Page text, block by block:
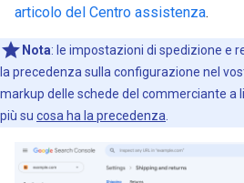
articolo del Centro assistenza.
Nota: le impostazioni di spedizione e
la precedenza sulla configurazione nel
markup delle schede del commerciante a
più su cosa ha la precedenza